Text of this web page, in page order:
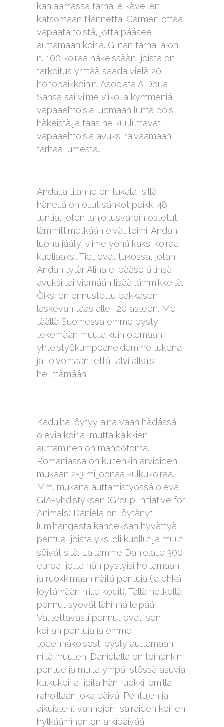
kahlaamassa tarhalle kävellen
katsomaan tilannetta. Carmen ottaa
vapaata töistä, jotta pääsee
auttamaan koiria. Glinan tarhalla on
n. 100 koiraa häkeissään, joista on
tarkoitus yrittää saada vielä 20
hoitopaikkoihin. Asociata A Doua
Sansa sai viime viikolla kymmeniä
vapaaehtoisia luomaan lunta pois
häkeistä ja taas he kuuluttavat
vapaaehtoisia avuksi raivaamaan
tarhaa lumesta.
Andalla tilanne on tukala, sillä
hänellä on ollut sähköt poikki 48
tuntia, joten lahjoitusvaroin ostetut
lämmittimetkään eivät toimi. Andan
luona jäätyi viime yönä kaksi koiraa
kuoliaaksi. Tiet ovat tukossa, jotan
Andan tytär Alina ei pääse äitinsä
avuksi tai viemään lisää lämmikkeitä.
Öiksi on ennustettu pakkasen
laskevan taas alle -20 asteen. Me
täällä Suomessa emme pysty
tekemään muuta kuin olemaan
yhteistyökumppaneidemme tukena
ja toivomaan, että talvi alkaisi
hellittämään.
Kaduilta löytyy aina vaan hädässä
olevia koiria, mutta kaikkien
auttaminen on mahdotonta.
Romaniassa on kuitenkin arvioiden
mukaan 2-3 miljoonaa kulkukoiraa.
Mm. mukana auttamistyössä oleva
GIA-yhdistyksen (Group Initiative for
Animals) Daniela on löytänyt
lumihangesta kahdeksan hyvättyä
pentua, joista yksi oli kuollut ja muut
söivät sitä. Laitamme Danielalle 300
euroa, jotta hän pystyisi hoitamaan
ja ruokkimaan näitä pentuja (ja ehkä
löytämään niille kodit). Tällä hetkellä
pennut syövät lähinnä leipää.
Valitettavasti pennut ovat ison
koiran pentuja ja emme
todennäköisesti pysty auttamaan
niitä muuten. Danielalla on toinenkin
pentue ja muita ympäristössä asuvia
kulkukoiria, joita hän ruokkii omilla
rahoillaan joka päivä. Pentujen ja
aikuisten, vanhojen, sairaiden koirien
hylkääminen on arkipäivää